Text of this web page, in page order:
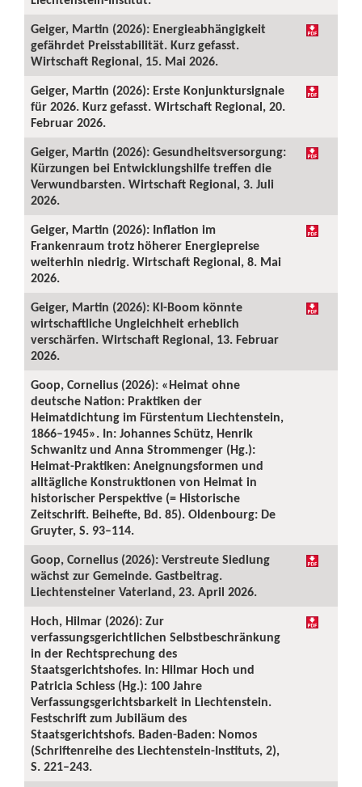
Geiger, Martin (2026): Energieabhängigkeit
gefährdet Preisstabilität. Kurz gefasst.
Wirtschaft Regional, 15. Mai 2026.
Geiger, Martin (2026): Erste Konjunktursignale
für 2026. Kurz gefasst. Wirtschaft Regional, 20.
Februar 2026.
Geiger, Martin (2026): Gesundheitsversorgung:
Kürzungen bei Entwicklungshilfe treffen die
Verwundbarsten. Wirtschaft Regional, 3. Juli
2026.
Geiger, Martin (2026): Inflation im
Frankenraum trotz höherer Energiepreise
weiterhin niedrig. Wirtschaft Regional, 8. Mai
2026.
Geiger, Martin (2026): KI-Boom könnte
wirtschaftliche Ungleichheit erheblich
verschärfen. Wirtschaft Regional, 13. Februar
2026.
Goop, Cornelius (2026): «Heimat ohne
deutsche Nation: Praktiken der
Heimatdichtung im Fürstentum Liechtenstein,
1866–1945». In: Johannes Schütz, Henrik
Schwanitz und Anna Strommenger (Hg.):
Heimat-Praktiken: Aneignungsformen und
alltägliche Konstruktionen von Heimat in
historischer Perspektive (= Historische
Zeitschrift. Beihefte, Bd. 85). Oldenbourg: De
Gruyter, S. 93–114.
Goop, Cornelius (2026): Verstreute Siedlung
wächst zur Gemeinde. Gastbeitrag.
Liechtensteiner Vaterland, 23. April 2026.
Hoch, Hilmar (2026): Zur
verfassungsgerichtlichen Selbstbeschränkung
in der Rechtsprechung des
Staatsgerichtshofes. In: Hilmar Hoch und
Patricia Schiess (Hg.): 100 Jahre
Verfassungsgerichtsbarkeit in Liechtenstein.
Festschrift zum Jubiläum des
Staatsgerichtshofs. Baden-Baden: Nomos
(Schriftenreihe des Liechtenstein-Instituts, 2),
S. 221–243.